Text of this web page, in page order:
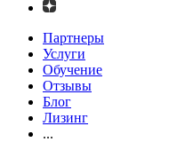
Партнеры
Услуги
Обучение
Отзывы
Блог
Лизинг
...